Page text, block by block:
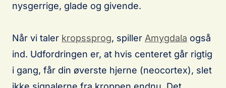
nysgerrige, glade og givende.
Når vi taler kropssprog, spiller Amygdala også
ind. Udfordringen er, at hvis centeret går rigtig
i gang, får din øverste hjerne (neocortex), slet